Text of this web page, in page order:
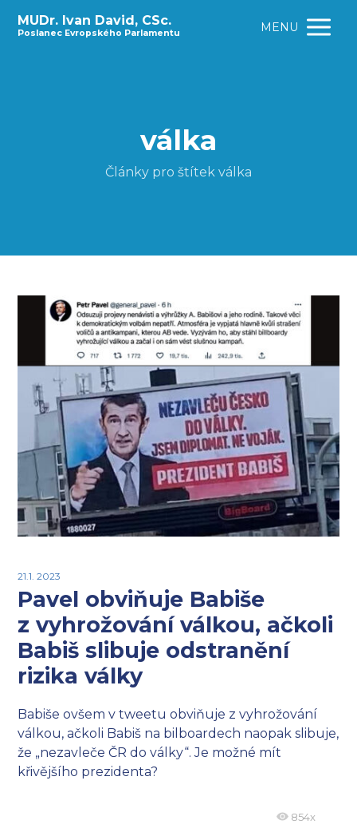
MUDr. Ivan David, CSc.
Poslanec Evropského Parlamentu MENU
válka
Články pro štítek válka
21.1. 2023
Pavel obviňuje Babiše
z vyhrožování válkou, ačkoli
Babiš slibuje odstranění
rizika války
Babiše ovšem v tweetu obviňuje z vyhrožování
válkou, ačkoli Babiš na bilboardech naopak slibuje,
že „nezavleče ČR do války“. Je možné mít
křivějšího prezidenta?
854x